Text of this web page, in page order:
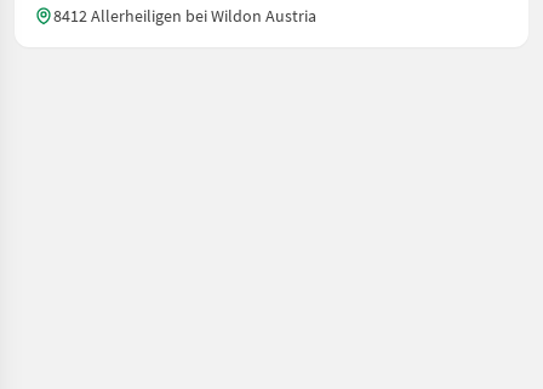
8412 Allerheiligen bei Wildon Austria